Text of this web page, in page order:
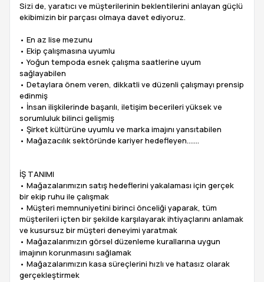
Sizi de, yaratıcı ve müşterilerinin beklentilerini anlayan güçlü
ekibimizin bir parçası olmaya davet ediyoruz.
• En az lise mezunu
• Ekip çalışmasına uyumlu
• Yoğun tempoda esnek çalışma saatlerine uyum
sağlayabilen
• Detaylara önem veren, dikkatli ve düzenli çalışmayı prensip
edinmiş
• İnsan ilişkilerinde başarılı, iletişim becerileri yüksek ve
sorumluluk bilinci gelişmiş
• Şirket kültürüne uyumlu ve marka imajını yansıtabilen
• Mağazacılık sektöründe kariyer hedefleyen…….
İŞ TANIMI
• Mağazalarımızın satış hedeflerini yakalaması için gerçek
bir ekip ruhu ile çalışmak
• Müşteri memnuniyetini birinci önceliği yaparak, tüm
müşterileri içten bir şekilde karşılayarak ihtiyaçlarını anlamak
ve kusursuz bir müşteri deneyimi yaratmak
• Mağazalarımızın görsel düzenleme kurallarına uygun
imajının korunmasını sağlamak
• Mağazalarımızın kasa süreçlerini hızlı ve hatasız olarak
gerçekleştirmek